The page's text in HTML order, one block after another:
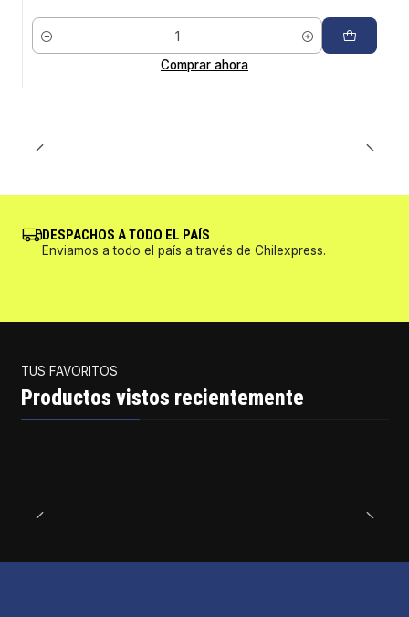
Cantidad
Comprar ahora
DESPACHOS A TODO EL PAÍS
Enviamos a todo el país a través de Chilexpress.
TUS FAVORITOS
Productos vistos recientemente